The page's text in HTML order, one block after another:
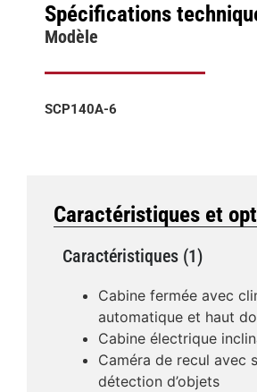
Spécifications
Modèle
SCP140A-6
Caractéristiques et
Caractéristiques (1)
Cabine fermée avec
automatique et haut
Cabine électrique
Caméra de recul avec
détection d’objets